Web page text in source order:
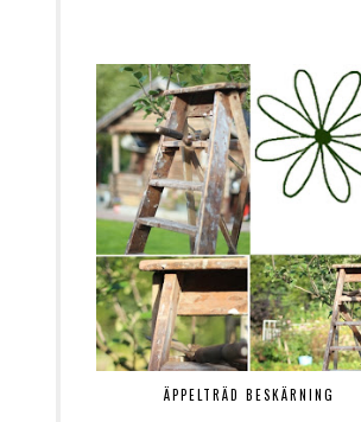
ÄPPELTRÄD BESKÄRNING